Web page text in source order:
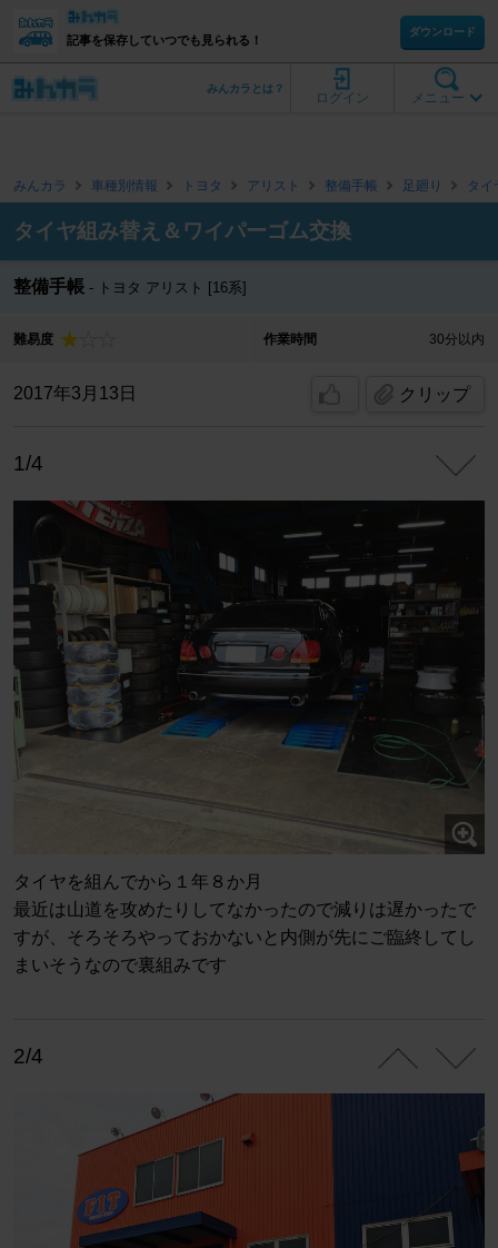
記事を保存していつでも見られる！
ダウンロード
メニュー
ログイン
みんカラとは？
みんカラ 車種別情報 トヨタ アリスト 整備手帳 足廻り タイ
タイヤ組み替え＆ワイパーゴム交換
整備手帳 トヨタ アリスト [16系]
難易度 作業時間 30分以内
2017年3月13日 クリップ
1/4
タイヤを組んでから１年８か月
最近は山道を攻めたりしてなかったので減りは遅かったで
すが、そろそろやっておかないと内側が先にご臨終してし
まいそうなので裏組みです
2/4